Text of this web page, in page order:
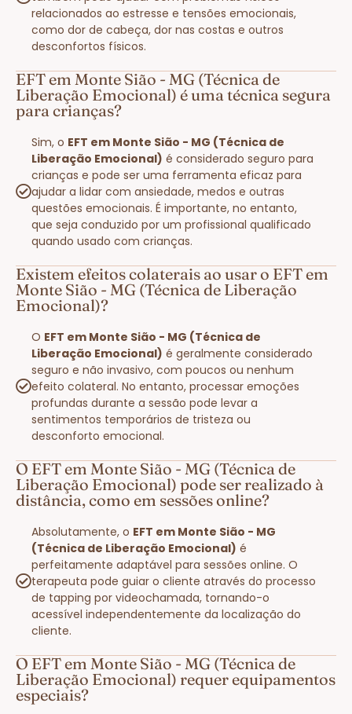
relacionados ao estresse e tensões emocionais,
como dor de cabeça, dor nas costas e outros
desconfortos físicos.
EFT em Monte Sião - MG (Técnica de
Liberação Emocional) é uma técnica segura
para crianças?
Sim, o EFT em Monte Sião - MG (Técnica de
Liberação Emocional) é considerado seguro para
crianças e pode ser uma ferramenta eficaz para
ajudar a lidar com ansiedade, medos e outras
questões emocionais. É importante, no entanto,
que seja conduzido por um profissional qualificado
quando usado com crianças.
Existem efeitos colaterais ao usar o EFT em
Monte Sião - MG (Técnica de Liberação
Emocional)?
O EFT em Monte Sião - MG (Técnica de
Liberação Emocional) é geralmente considerado
seguro e não invasivo, com poucos ou nenhum
efeito colateral. No entanto, processar emoções
profundas durante a sessão pode levar a
sentimentos temporários de tristeza ou
desconforto emocional.
O EFT em Monte Sião - MG (Técnica de
Liberação Emocional) pode ser realizado à
distância, como em sessões online?
Absolutamente, o EFT em Monte Sião - MG
(Técnica de Liberação Emocional) é
perfeitamente adaptável para sessões online. O
terapeuta pode guiar o cliente através do processo
de tapping por videochamada, tornando-o
acessível independentemente da localização do
cliente.
O EFT em Monte Sião - MG (Técnica de
Liberação Emocional) requer equipamentos
especiais?